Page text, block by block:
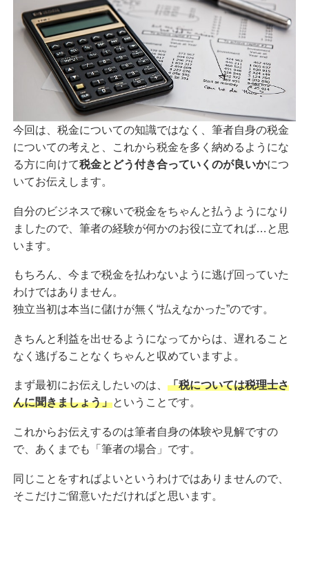
今回は、税金についての知識ではなく、筆者自身の税金
についての考えと、これから税金を多く納めるようにな
る方に向けて税金とどう付き合っていくのが良いかにつ
いてお伝えします。
自分のビジネスで稼いで税金をちゃんと払うようになり
ましたので、筆者の経験が何かのお役に立てれば…と思
います。
もちろん、今まで税金を払わないように逃げ回っていた
わけではありません。
独立当初は本当に儲けが無く“払えなかった”のです。
きちんと利益を出せるようになってからは、遅れること
なく逃げることなくちゃんと収めていますよ。
まず最初にお伝えしたいのは、 「税については税理士さ
んに聞きましょう」ということです。
これからお伝えするのは筆者自身の体験や見解ですの
で、あくまでも「筆者の場合」です。
同じことをすればよいというわけではありませんので、
そこだけご留意いただければと思います。